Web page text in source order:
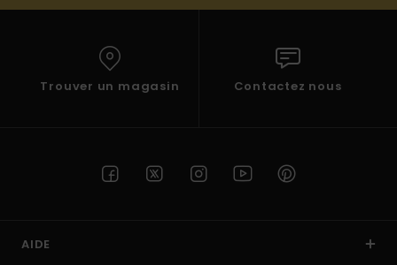
Trouver un magasin Contactez nous
AIDE